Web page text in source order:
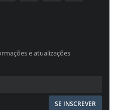
e atualizações